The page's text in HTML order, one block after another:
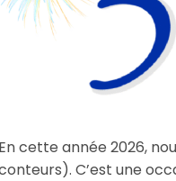
En cette année 2026,
C’est une